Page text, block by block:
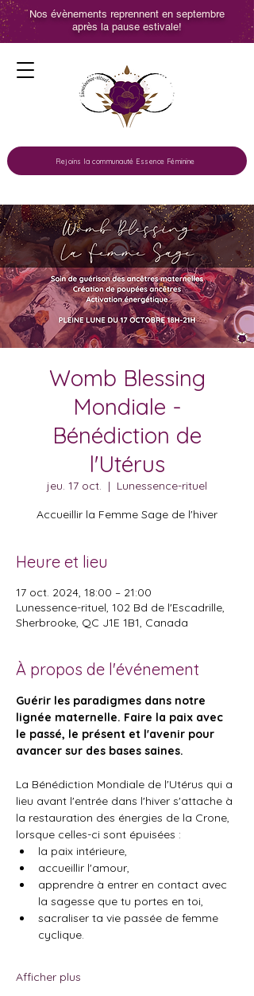
Rejoins la communauté Essence Féminine
Nos évènements reprennent en septembre
après la pause estivale!
Womb Blessing
Mondiale -
Bénédiction de
l'Utérus
jeu. 17 oct.
  |
Lunessence-rituel
Accueillir la Femme Sage de l'hiver
Heure et lieu
17 oct. 2024, 18:00 – 21:00
Lunessence-rituel, 102 Bd de l'Escadrille,
Sherbrooke, QC J1E 1B1, Canada
À propos de l'événement
Guérir les paradigmes dans notre
lignée maternelle. Faire la paix avec
le passé, le présent et l'avenir pour
avancer sur des bases saines.
La Bénédiction Mondiale de l'Utérus qui a
lieu avant l'entrée dans l'hiver s'attache à
la restauration des énergies de la Crone,
lorsque celles-ci sont épuisées :
la paix intérieure,
accueillir l'amour,
apprendre à entrer en contact avec
la sagesse que tu portes en toi,
sacraliser ta vie passée de femme
cyclique.
Afficher plus